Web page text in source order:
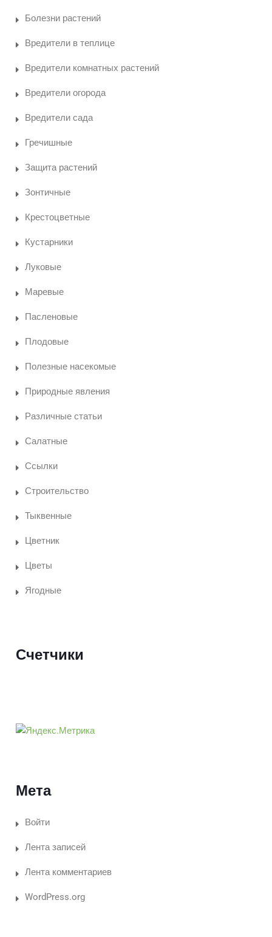
Болезни растений
Вредители в теплице
Вредители комнатных растений
Вредители огорода
Вредители сада
Гречишные
Защита растений
Зонтичные
Крестоцветные
Кустарники
Луковые
Маревые
Пасленовые
Плодовые
Полезные насекомые
Природные явления
Различные статьи
Салатные
Ссылки
Строительство
Тыквенные
Цветник
Цветы
Ягодные
Счетчики
Мета
Войти
Лента записей
Лента комментариев
WordPress.org